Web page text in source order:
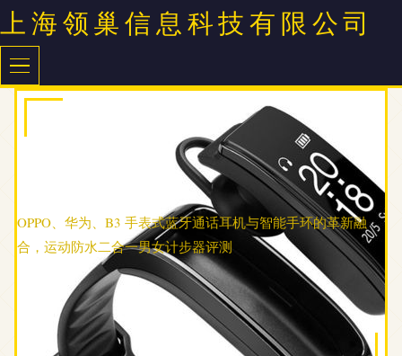
上海领巢信息科技有限公司
OPPO、华为、B3 手表式蓝牙通话耳机与智能手环的革新融
合，运动防水二合一男女计步器评测